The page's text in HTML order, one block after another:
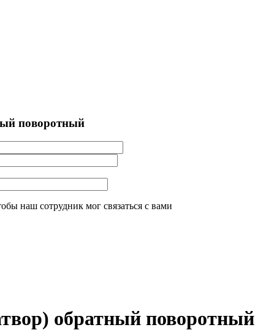
поворотный
наш сотрудник мог связаться с вами
обратный поворотный